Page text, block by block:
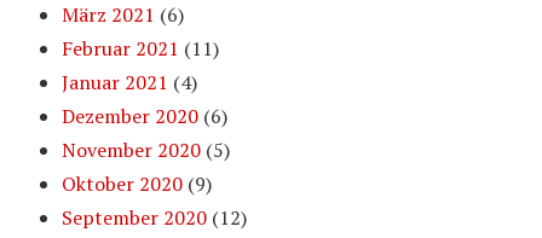
März 2021 (6)
Februar 2021 (11)
Januar 2021 (4)
Dezember 2020 (6)
November 2020 (5)
Oktober 2020 (9)
September 2020 (12)